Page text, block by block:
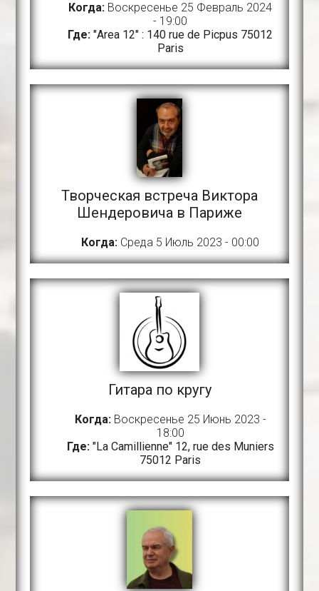
Когда: Воскресенье 25 Февраль 2024
- 19:00
Где: "Area 12" : 140 rue de Picpus 75012
Paris
Творческая встреча Виктора
Шендеровича в Париже
Когда: Среда 5 Июль 2023 - 00:00
Гитара по кругу
Когда:Воскресенье 25 Июнь 2023 -
18:00
Где: "La Camillienne" 12, rue des Muniers
75012 Paris